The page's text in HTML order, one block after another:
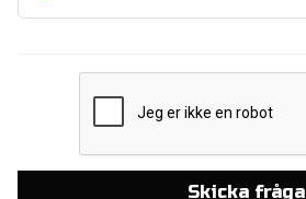
Skicka fråga